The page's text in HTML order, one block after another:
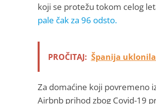
koji se protežu tokom celog
pale čak za 96 odsto.
PROČITAJ: Španija
Za domaćine koji povremeno
Airbnb prihod zbog Covid-19